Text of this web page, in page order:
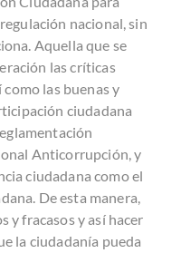
nacional, sin
Aquella que se
las críticas
las buenas y
ciudadana
Anticorrupción, y
ciudadana como el
De esta manera,
y fracasos y así hacer
la ciudadanía pueda